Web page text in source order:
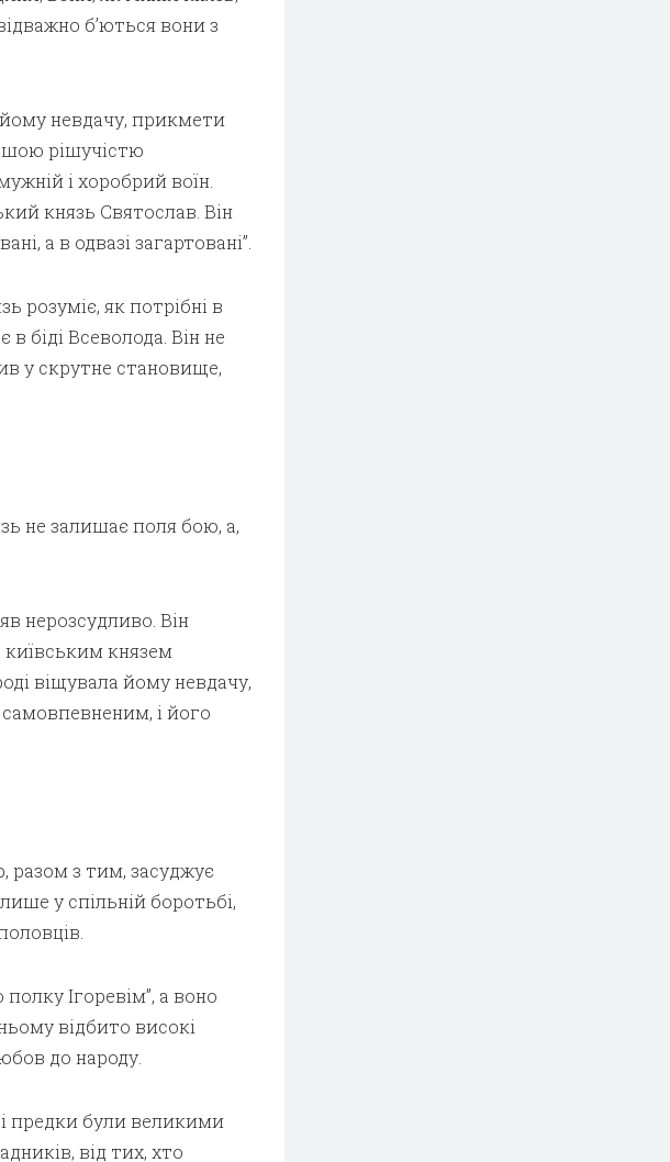
б’ються вони з
невдачу, прикмети
рішучістю
і хоробрий воїн.
князь Святослав. Він
а в одвазі загартовані”.
розуміє, як потрібні в
біді Всеволода. Він не
у скрутне становище,
не залишає поля бою, а,
нерозсудливо. Він
київським князем
віщувала йому невдачу,
і його
разом з тим, засуджує
у спільній боротьбі,
Ігоревім”, а воно
відбито високі
до народу.
предки були великими
від тих, хто